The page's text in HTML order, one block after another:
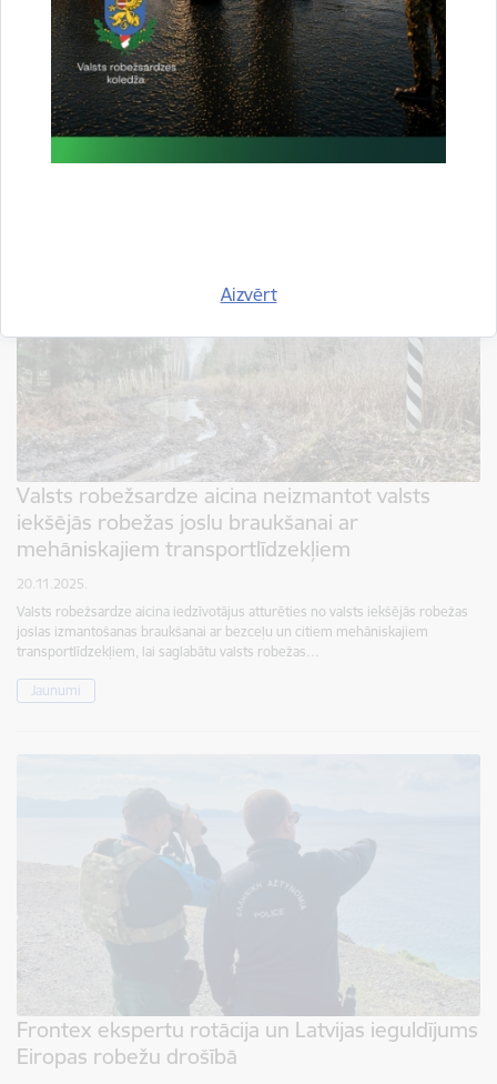
Aizvērt
Aizritējusi jauno aizsargu erudīcijas spēle
12.12.2025.
11. decembrī, par godu Valsts robežsardzes atjaunošanas 34. gadadienai,
notika tiešsaistes spēle “Erudīcijas spēle jaunajiem valsts aizsargiem” 9.–12.
klašu skolēniem un tehnikumu profesionālās…
Valsts robežsardze aicina neizmantot valsts
iekšējās robežas joslu braukšanai ar
mehāniskajiem transportlīdzekļiem
20.11.2025.
Valsts robežsardze aicina iedzīvotājus atturēties no valsts iekšējās robežas
joslas izmantošanas braukšanai ar bezceļu un citiem mehāniskajiem
transportlīdzekļiem, lai saglabātu valsts robežas…
Jaunumi
Frontex ekspertu rotācija un Latvijas ieguldījums
Eiropas robežu drošībā